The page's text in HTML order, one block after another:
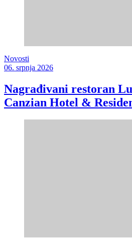
Novosti
06. srpnja 2026
Nagrađivani restoran
Canzian Hotel &